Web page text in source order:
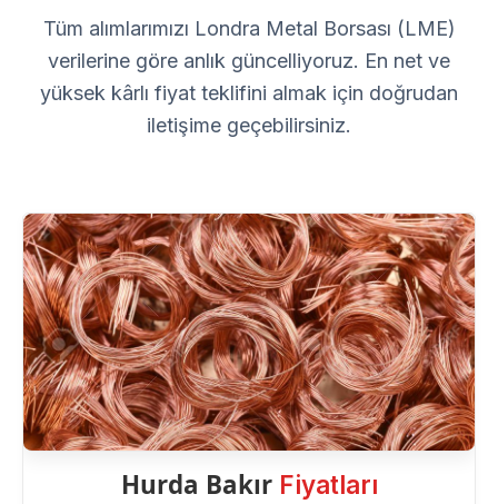
Tüm alımlarımızı Londra Metal Borsası (LME)
verilerine göre anlık güncelliyoruz. En net ve
yüksek kârlı fiyat teklifini almak için doğrudan
iletişime geçebilirsiniz.
Hurda Bakır Fiyatları